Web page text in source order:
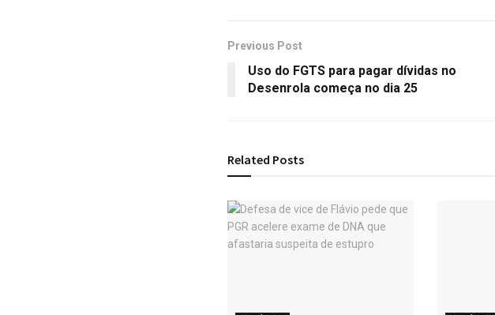
Previous Post
Uso do FGTS para pagar dívidas no
Desenrola começa no dia 25
Related Posts